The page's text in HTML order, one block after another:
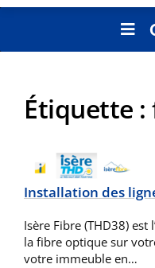
Étiquette :
Installation des
Isère Fibre (THD38)
la fibre optique sur
votre immeuble en…